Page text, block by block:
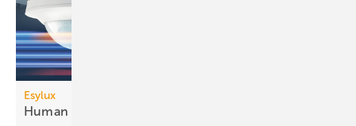
Esylux
Human Centric Lighting mit